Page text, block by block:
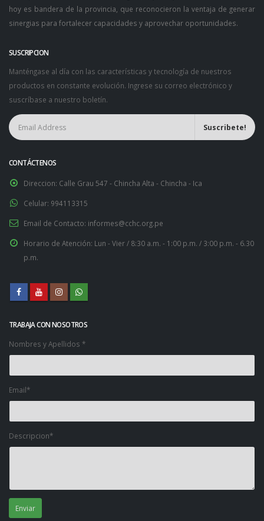
hoy es bandera de la provincia, que reconocieron la ventaja de generar
sinergias para fortalecer capacidades y aprovechar oportunidades.
SUSCRIPCION
Manténgase al día con las características y tecnología de nuestros
productos en constante evolución. Ingrese su correo electrónico y
suscríbase a nuestro boletín.
CONTÁCTENOS
Direccion: Calle Grau 547 - Chincha Alta - Chincha - Ica
Celular: 994113315
Email de Contacto: informes@cchc.org.pe
Horario de Atención: Lun - Vier / 8:30 a.m. - 1:00 p.m. / 3:00 p.m. - 6.30
p.m.
TRABAJA CON NOSOTROS
Nombres y Apellidos *
Email*
Descripcion*